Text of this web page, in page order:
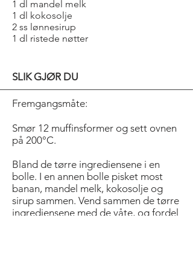
1 dl mandel melk
1 dl kokosolje
2 ss lønnesirup
1 dl ristede nøtter
SLIK GJØR DU
Fremgangsmåte:
Smør 12 muffinsformer og sett ovnen
på 200°C.
Bland de tørre ingrediensene i en
bolle. I en annen bolle pisket most
banan, mandel melk, kokosolje og
sirup sammen. Vend sammen de tørre
ingrediensene med de våte, og fordel